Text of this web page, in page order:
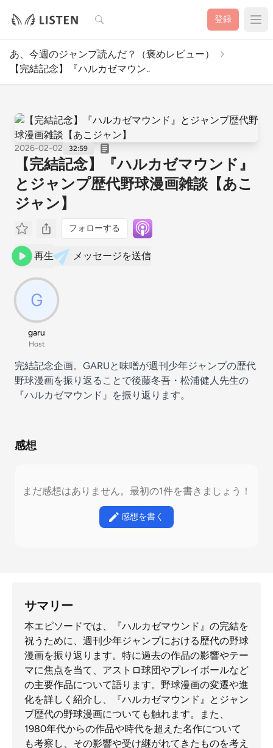
検索 登録
あ、今週のジャンプ読んだ？（褒めレビュー）
【完結記念】『ハルカゼマウン..
2026-02-02 32:59
【完結記念】『ハルカゼマウンド』
とジャンプ歴代野球漫画雑談【あこ
ジャン】
フォローする
再生 メッセージを送信
garu
Host
完結記念企画。GARUと味噌が週刊少年ジャンプの歴代
野球漫画を振り返ることで後藤冬吾・松浦健人先生の
『ハルカゼマウンド』を振り返ります。
感想
まだ感想はありません。最初の1件を書きましょう！
感想を書く
サマリー
本エピソードでは、『ハルカゼマウンド』の完結を
祝うために、週刊少年ジャンプにおける歴代の野球
漫画を振り返ります。特に過去の作品の影響やテー
マに焦点を当て、アストロ球団やプレイボールなど
の主要作品について語ります。野球漫画の変遷や進
化を詳しく紹介し、『ハルカゼマウンド』とジャン
プ歴代の野球漫画についても触れます。また、
1980年代からの作品や時代を超えた名作について
も考察し、その影響や受け継がれてきたものを考え